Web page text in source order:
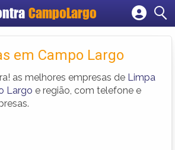
CampoLargo
Cadastrar empresa
Criar conta
em Campo Largo
as melhores empresas de Limpa
Largo e região, com telefone e